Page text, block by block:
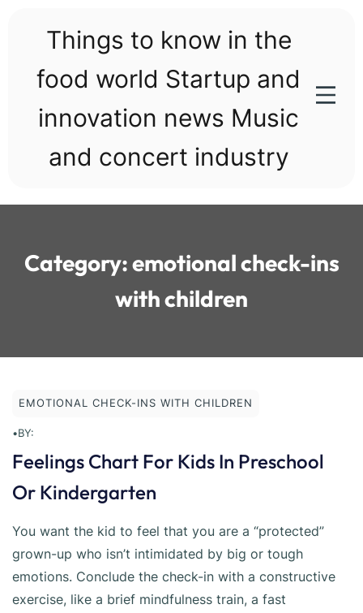
Things to know in the
food world Startup and
innovation news Music
and concert industry
Category:emotional check-ins
with children
EMOTIONAL CHECK-INS WITH CHILDREN
•BY:
Feelings Chart For Kids In Preschool
Or Kindergarten
You want the kid to feel that you are a “protected”
grown-up who isn’t intimidated by big or tough
emotions. Conclude the check-in with a constructive
exercise, like a brief mindfulness train, a fast